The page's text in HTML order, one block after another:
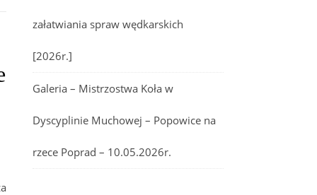
załatwiania spraw wędkarskich
[2026r.]
Galeria – Mistrzostwa Koła w
Dyscyplinie Muchowej – Popowice na
rzece Poprad – 10.05.2026r.